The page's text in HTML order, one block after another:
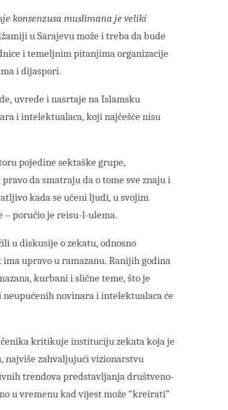
konsenzusa muslimana je veliki
u Sarajevu može i treba da bude
i temeljnim pitanjima organizacije
i dijaspori.
uvrede i nasrtaje na Islamsku
i intelektualaca, koji najčešće nisu
pojedine sektaške grupe,
da smatraju da o tome sve znaju i
kada se učeni ljudi, u svojim
– poručio je reisu-l-ulema.
u diskusije o zekatu, odnosno
upravo u ramazanu. Ranijih godina
kurbani i slične teme, što je
novinara i intelektualaca će
kritikuje instituciju zekata koja je
najviše zahvaljujući vizionarstvu
trendova predstavljanja društveno-
u vremenu kad vijest može “kreirati”